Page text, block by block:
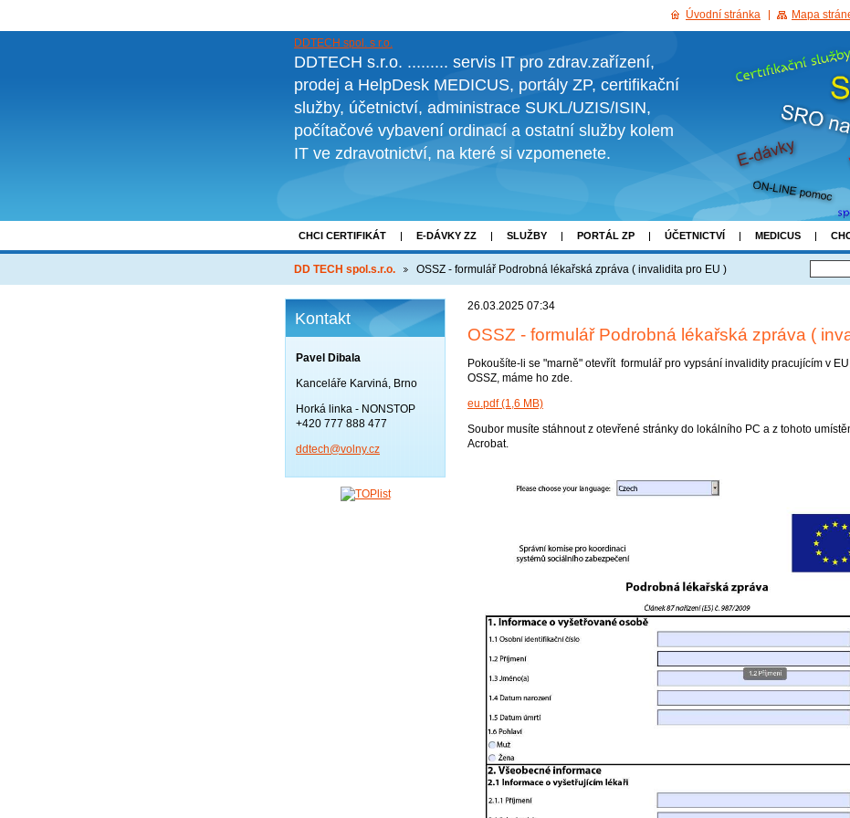
DDTECH spol. s r.o.
DDTECH s.r.o. ......... servis IT pro zdrav.zařízení,
prodej a HelpDesk MEDICUS, portály ZP, certifikační
služby, účetnictví, administrace SUKL/UZIS/ISIN,
počítačové vybavení ordinací a ostatní služby kolem
IT ve zdravotnictví, na které si vzpomenete.
CHCI CERTIFIKÁT E-DÁVKY ZZ SLUŽBY PORTÁL ZP ÚČETNICTVÍ MEDICUS
NOVINKY O FIRMĚ KESTAZENI
DD TECH spol.s.r.o. OSSZ - formulář Podrobná lékařská zpráva ( invalidita pro EU )
26.03.2025 07:34
OSSZ - formulář Podrobná lékařská zpráva (
Pokoušíte-li se "marně" otevřít formulář pro vypsání invalidity pracujícím v
OSSZ, máme ho zde.
eu.pdf (1,6 MB)
Soubor musíte stáhnout z otevřené stránky do lokálního PC a z tohoto
Acrobat.
Kontakt
Pavel Dibala
Kanceláře Karviná, Brno
Horká linka - NONSTOP
+420 777 888 477
ddtech@volny.cz
Úvodní stránka Mapa